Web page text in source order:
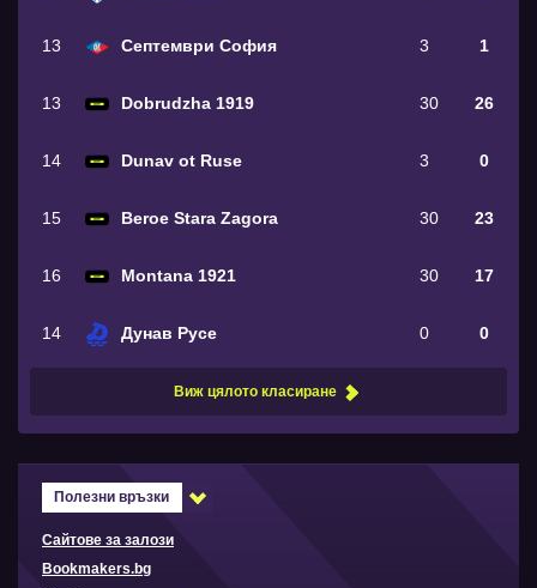
13 Септември София 3 1
13 Dobrudzha 1919 30 26
14 Dunav ot Ruse 3 0
15 Beroe Stara Zagora 30 23
16 Montana 1921 30 17
14 Дунав Русе 0 0
Виж цялото класиране
Полезни връзки
Сайтове за залози
Bookmakers.bg